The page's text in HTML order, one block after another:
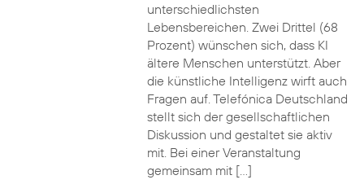
unterschiedlichsten
Lebensbereichen. Zwei Drittel (68
Prozent) wünschen sich, dass KI
ältere Menschen unterstützt. Aber
die künstliche Intelligenz wirft auch
Fragen auf. Telefónica Deutschland
stellt sich der gesellschaftlichen
Diskussion und gestaltet sie aktiv
mit. Bei einer Veranstaltung
gemeinsam mit […]